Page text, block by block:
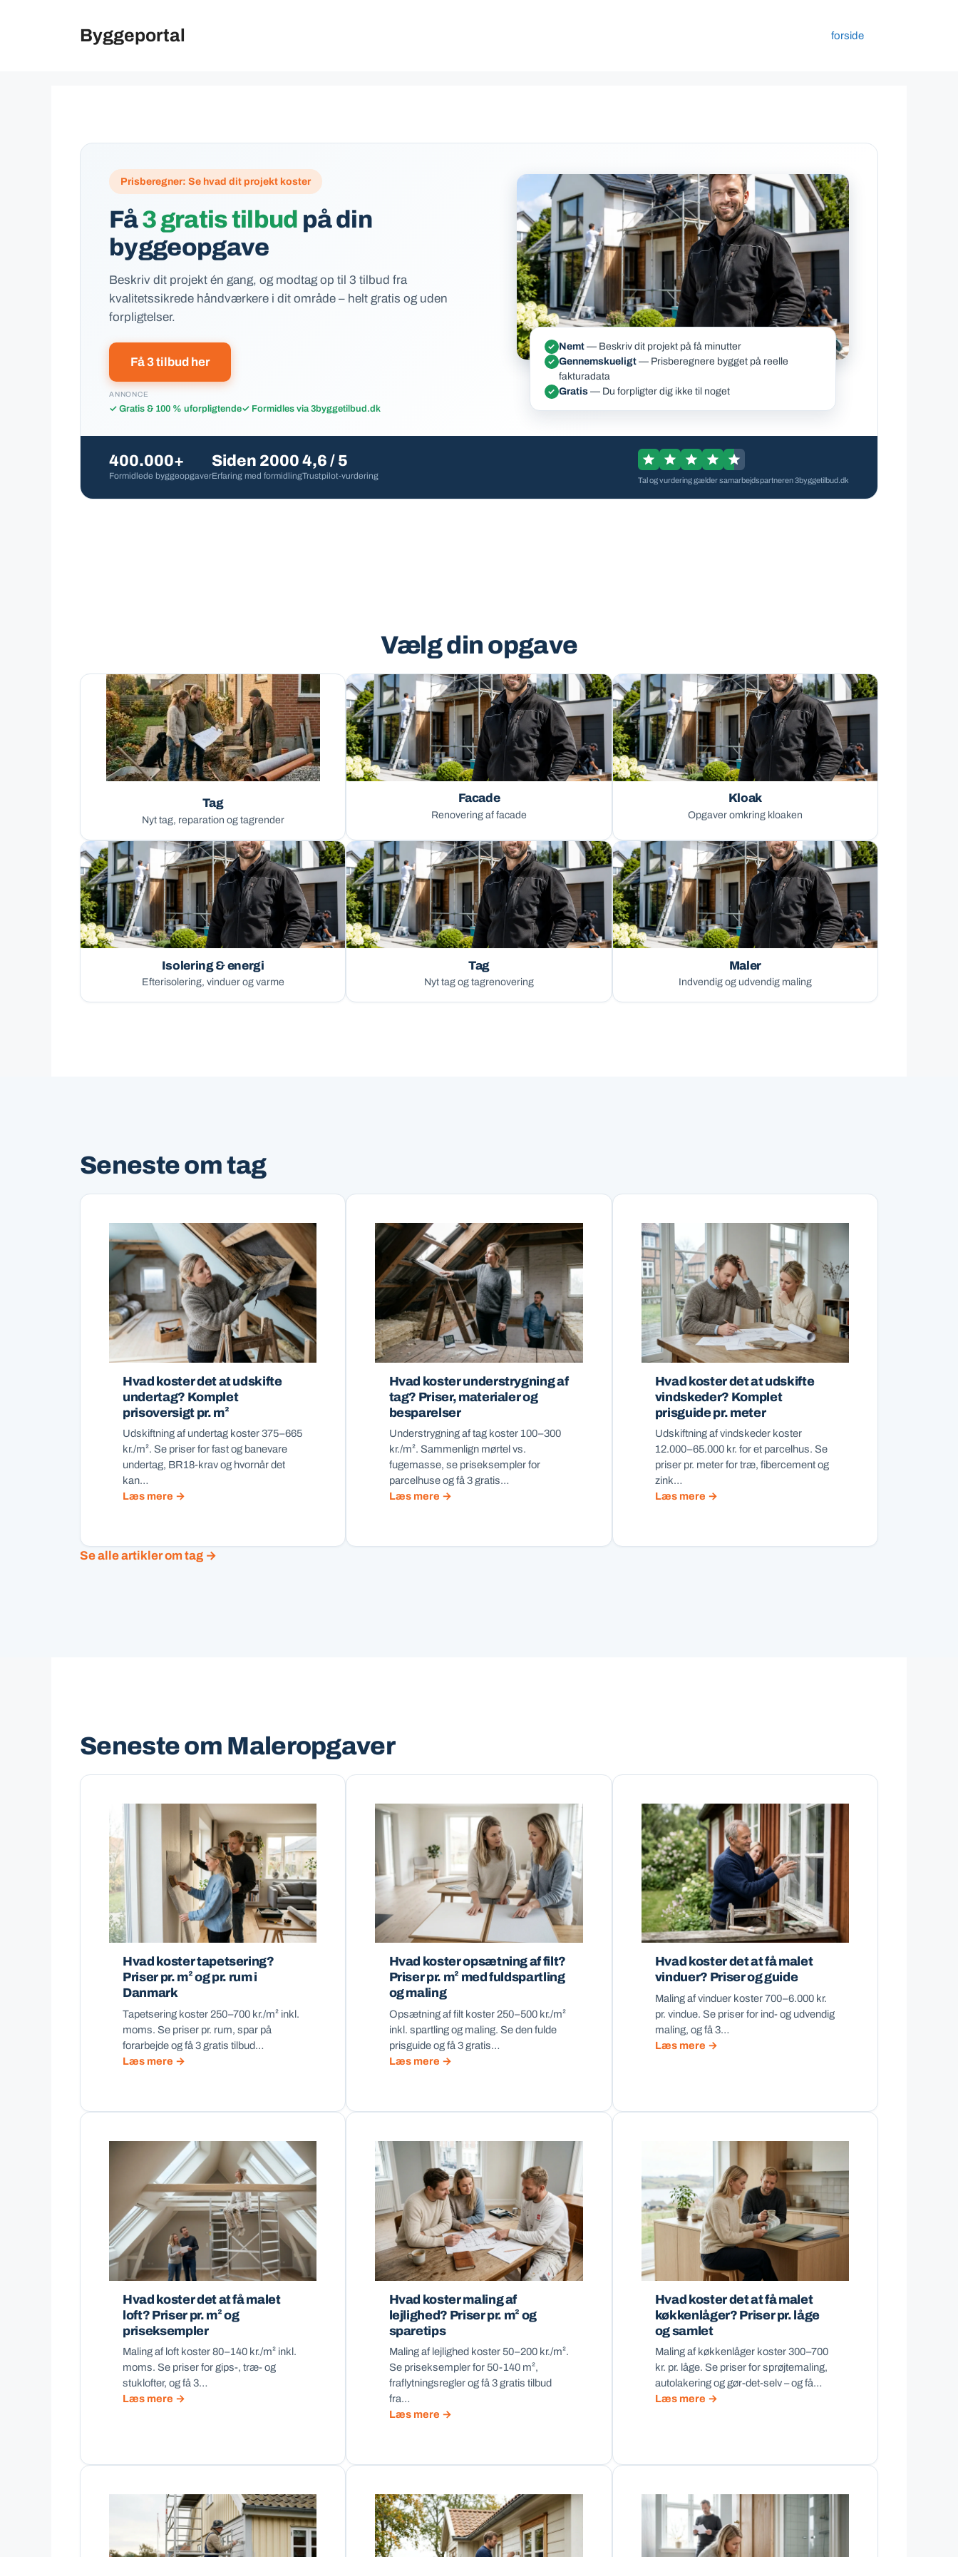
Byggeportal forside
Prisberegner: Se hvad dit projekt koster
Få3 gratis tilbud på din
byggeopgave
Beskriv dit projekt én gang, og modtag op til 3 tilbud fra
kvalitetssikrede håndværkere i dit område – helt gratis og uden
forpligtelser.
Få 3 tilbud her
ANNONCE
✓ Gratis & 100 % uforpligtende✓ Formidles via 3byggetilbud.dk
✓ Nemt— Beskriv dit projekt på få minutter
✓ Gennemskueligt— Prisberegnere bygget på reelle
fakturadata
✓ Gratis— Du forpligter dig ikke til noget
400.000+
Formidlede byggeopgaver
Siden 2000
Erfaring med formidling
4,6 / 5
Trustpilot-vurdering Tal og vurdering gælder samarbejdspartneren 3byggetilbud.dk
Vælg din opgave
Tag
Nyt tag, reparation og tagrender
Facade
Renovering af facade
Kloak
Opgaver omkring kloaken
Isolering & energi
Efterisolering, vinduer og varme
Tag
Nyt tag og tagrenovering
Maler
Indvendig og udvendig maling
Seneste om tag
Hvad koster det at udskifte
undertag? Komplet
prisoversigt pr. m²
Udskiftning af undertag koster 375–665
kr./m². Se priser for fast og banevare
undertag, BR18-krav og hvornår det
kan…
Læs mere →
Hvad koster understrygning af
tag? Priser, materialer og
besparelser
Understrygning af tag koster 100–300
kr./m². Sammenlign mørtel vs.
fugemasse, se priseksempler for
parcelhuse og få 3 gratis…
Læs mere →
Hvad koster det at udskifte
vindskeder? Komplet
prisguide pr. meter
Udskiftning af vindskeder koster
12.000–65.000 kr. for et parcelhus. Se
priser pr. meter for træ, fibercement og
zink…
Læs mere →
Se alle artikler om tag →
Seneste om Maleropgaver
Hvad koster tapetsering?
Priser pr. m² og pr. rum i
Danmark
Tapetsering koster 250–700 kr./m² inkl.
moms. Se priser pr. rum, spar på
forarbejde og få 3 gratis tilbud…
Læs mere →
Hvad koster opsætning af filt?
Priser pr. m² med fuldspartling
og maling
Opsætning af filt koster 250–500 kr./m²
inkl. spartling og maling. Se den fulde
prisguide og få 3 gratis…
Læs mere →
Hvad koster det at få malet
vinduer? Priser og guide
Maling af vinduer koster 700–6.000 kr.
pr. vindue. Se priser for ind- og udvendig
maling, og få 3…
Læs mere →
Hvad koster det at få malet
loft? Priser pr. m² og
priseksempler
Maling af loft koster 80–140 kr./m² inkl.
moms. Se priser for gips-, træ- og
stuklofter, og få 3…
Læs mere →
Hvad koster maling af
lejlighed? Priser pr. m² og
sparetips
Maling af lejlighed koster 50–200 kr./m².
Se priseksempler for 50-140 m²,
fraflytningsregler og få 3 gratis tilbud
fra…
Læs mere →
Hvad koster det at få malet
køkkenlåger? Priser pr. låge
og samlet
Maling af køkkenlåger koster 300–700
kr. pr. låge. Se priser for sprøjtemaling,
autolakering og gør-det-selv – og få…
Læs mere →